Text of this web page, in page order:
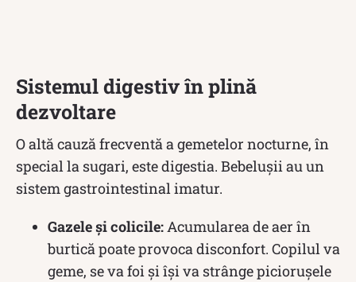
Sistemul digestiv în plină
dezvoltare
O altă cauză frecventă a gemetelor nocturne, în
special la sugari, este digestia. Bebelușii au un
sistem gastrointestinal imatur.
Gazele și colicile: Acumularea de aer în
burtică poate provoca disconfort. Copilul va
geme, se va foi și își va strânge piciorușele